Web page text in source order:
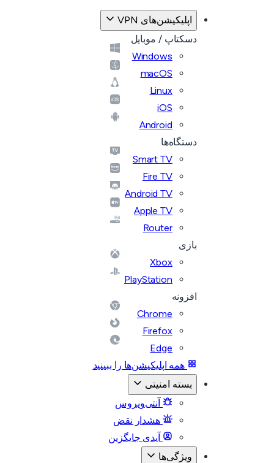
اپلیکیشن‌های VPN
دسکتاپ / موبایل
Windows
macOS
Linux
iOS
Android
دستگاه‌ها
Smart TV
Fire TV
Android TV
Apple TV
Router
بازی
Xbox
PlayStation
افزونه
Chrome
Firefox
Edge
همه اپلیکیشن‌ها را ببینید
بسته امنیتی
آنتی‌ویروس
هشدار نقض
آیدی جایگزین
ویژگی‌ها